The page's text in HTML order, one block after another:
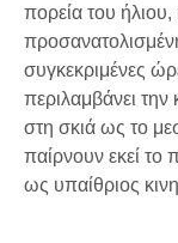
πορεία του
συγκεκριμένες
περιλαμβάνει την
στη σκιά ως το
παίρνουν εκεί το
ως υπαίθριος